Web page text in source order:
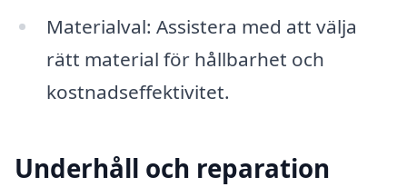
Materialval: Assistera med att välja
rätt material för hållbarhet och
kostnadseffektivitet.
Underhåll och reparation